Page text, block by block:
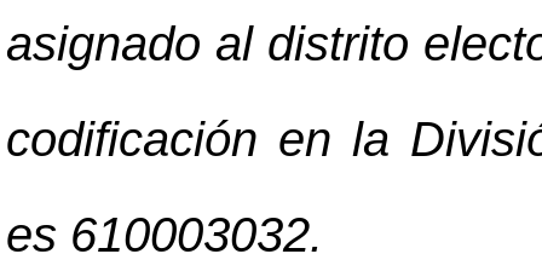
asignado al distrito
codificación en la
es 610003032.